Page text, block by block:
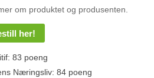
om produktet og produsenten.
her!
83 poeng
Næringsliv: 84 poeng